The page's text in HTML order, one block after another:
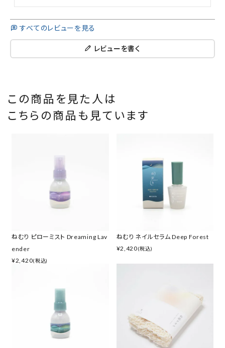
すべてのレビューを見る
レビューを書く
この商品を見た人は
こちらの商品も見ています
ねむり ピローミスト Dreaming Lav
ender
¥2,420(税込)
ねむり ネイルセラム Deep Forest
¥2,420(税込)